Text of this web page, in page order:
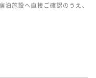
施設へ直接ご確認のうえ、